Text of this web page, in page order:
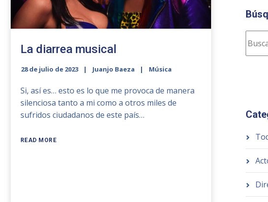
La diarrea musical
28 de julio de 2023 Juanjo Baeza Música
Si, así es… esto es lo que me provoca de manera
silenciosa tanto a mi como a otros miles de
sufridos ciudadanos de este país…
READ MORE